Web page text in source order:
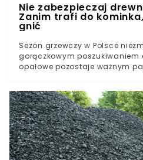
Nie zabezpieczaj
Zanim trafi do
gnić
Sezon grzewczy w Polsce
gorączkowym poszukiwaniem
opałowe pozostaje ważnym
atmosferycznymi może
efektywność i podnieść koszty.
należy unikać.Polacy
nie wolno robić z drewnem
drewno opałowe